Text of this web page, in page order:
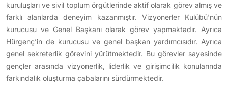
kuruluşları ve sivil toplum örgütlerinde aktif olarak görev almış ve
farklı alanlarda deneyim kazanmıştır. Vizyonerler Kulübü'nün
kurucusu ve Genel Başkanı olarak görev yapmaktadır. Ayrıca
Hürgenç’in de kurucusu ve genel başkan yardımcısıdır. Ayrıca
genel sekreterlik görevini yürütmektedir. Bu görevler sayesinde
gençler arasında vizyonerlik, liderlik ve girişimcilik konularında
farkındalık oluşturma çabalarını sürdürmektedir.